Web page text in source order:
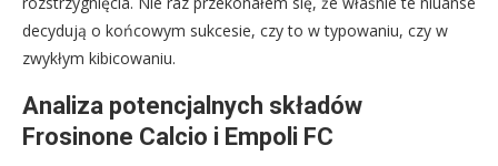
decydują o końcowym sukcesie, czy to w typowaniu, czy w
zwykłym kibicowaniu.
Analiza potencjalnych składów
Frosinone Calcio i Empoli FC